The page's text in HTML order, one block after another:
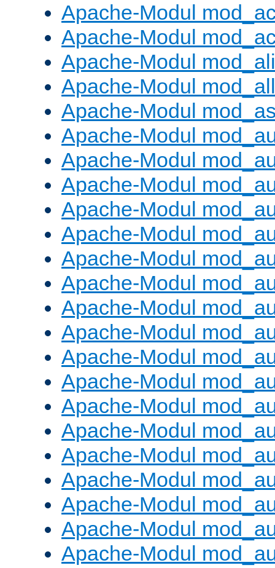
Apache-Modul
Apache-Modul
Apache-Modul
Apache-Modul
Apache-Modul
Apache-Modul
Apache-Modul
Apache-Modul
Apache-Modul
Apache-Modul
Apache-Modul
Apache-Modul
Apache-Modul
Apache-Modul
Apache-Modul
Apache-Modul
Apache-Modul
Apache-Modul
Apache-Modul
Apache-Modul
Apache-Modul
Apache-Modul
Apache-Modul